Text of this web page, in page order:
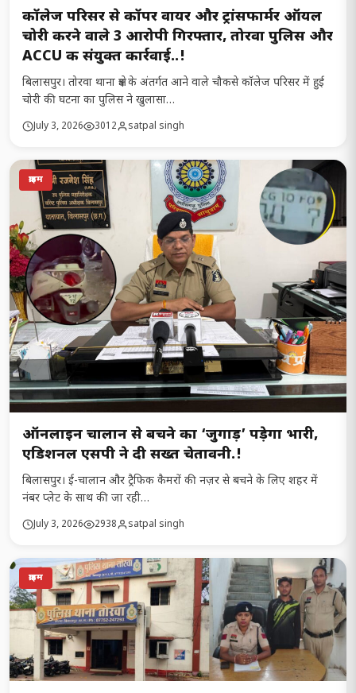
कॉलेज परिसर से कॉपर वायर और ट्रांसफार्मर ऑयल
चोरी करने वाले 3 आरोपी गिरफ्तार, तोरवा पुलिस और
ACCU की संयुक्त कार्रवाई..!
बिलासपुर। तोरवा थाना क्षेत्र के अंतर्गत आने वाले चौकसे कॉलेज परिसर में हुई
चोरी की घटना का पुलिस ने खुलासा…
July 3, 2026 3012 satpal singh
क्राइम
ऑनलाइन चालान से बचने का ‘जुगाड़’ पड़ेगा भारी,
एडिशनल एसपी ने दी सख्त चेतावनी.!
बिलासपुर। ई-चालान और ट्रैफिक कैमरों की नज़र से बचने के लिए शहर में
नंबर प्लेट के साथ की जा रही…
July 3, 2026 2938 satpal singh
क्राइम